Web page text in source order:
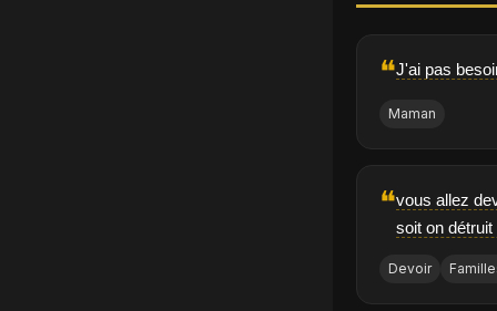
❝J'ai pas
Maman
❝vous allez
soit on détruit
Devoir